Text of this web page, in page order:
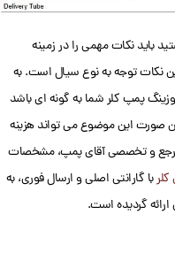
باید نکات مهمی را در زمینه
نکات توجه به نوع سیال است. به
پمپ کلر شما به گونه ای باشد
صورت این موضوع می تواند هزینه
و تخصصی آقای پمپ، مشخصات
با گارانتی اصلی و ارسال فوری، به
گردیده است.